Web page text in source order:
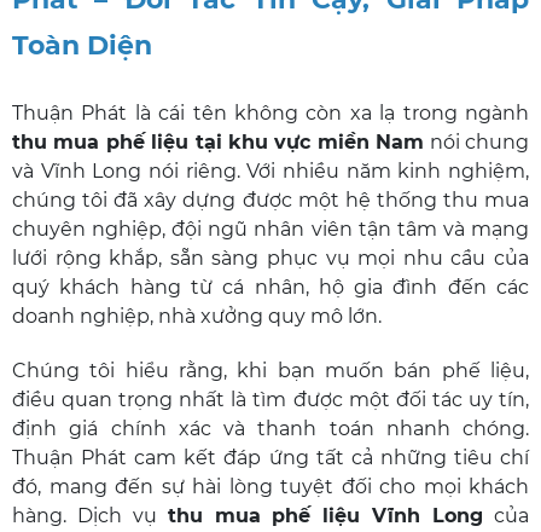
Toàn Diện
Thuận Phát là cái tên không còn xa lạ trong ngành
thu mua phế liệu tại khu vực miền Nam nói chung
và Vĩnh Long nói riêng. Với nhiều năm kinh nghiệm,
chúng tôi đã xây dựng được một hệ thống thu mua
chuyên nghiệp, đội ngũ nhân viên tận tâm và mạng
lưới rộng khắp, sẵn sàng phục vụ mọi nhu cầu của
quý khách hàng từ cá nhân, hộ gia đình đến các
doanh nghiệp, nhà xưởng quy mô lớn.
Chúng tôi hiểu rằng, khi bạn muốn bán phế liệu,
điều quan trọng nhất là tìm được một đối tác uy tín,
định giá chính xác và thanh toán nhanh chóng.
Thuận Phát cam kết đáp ứng tất cả những tiêu chí
đó, mang đến sự hài lòng tuyệt đối cho mọi khách
hàng. Dịch vụ thu mua phế liệu Vĩnh Long của